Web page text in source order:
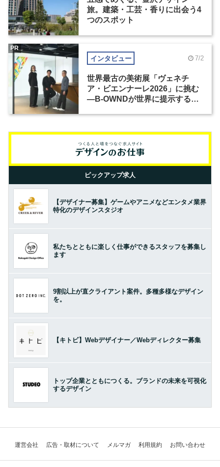
旅。建築・工芸・香りに出会う4
つのスポット
インタビュー 7/2
世界最古の美術展「ヴェネチ
ア・ビエンナーレ2026」に挑む
―B-OWNDが世界に提示する美
PR
ピックアップ求人
【デザイナー募集】ゲームやアニメなどエンタメ業界
特化のデザインスタジオ
私たちとともに楽しく仕事ができるスタッフを募集し
ます
9割以上が直クライアント案件。多種多様なデザイン
を。
【キトビ】Webデザイナー／Webディレクター募集
トップ企業とともにつくる。ブランドの未来を可視化
するデザイン
運営会社 広告・取材について メルマガ 利用規約 お問い合わせ